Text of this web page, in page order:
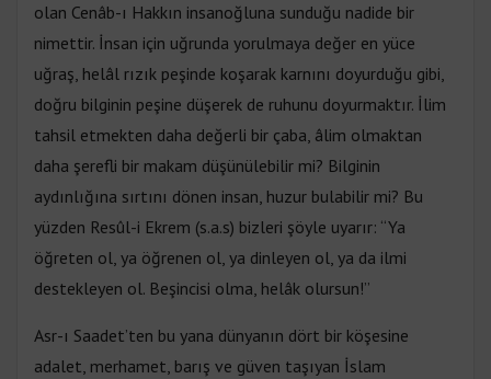
olan Cenâb-ı Hakkın insanoğluna sunduğu nadide bir
nimettir. İnsan için uğrunda yorulmaya değer en yüce
uğraş, helâl rızık peşinde koşarak karnını doyurduğu gibi,
doğru bilginin peşine düşerek de ruhunu doyurmaktır. İlim
tahsil etmekten daha değerli bir çaba, âlim olmaktan
daha şerefli bir makam düşünülebilir mi? Bilginin
aydınlığına sırtını dönen insan, huzur bulabilir mi? Bu
yüzden Resûl-i Ekrem (s.a.s) bizleri şöyle uyarır: “Ya
öğreten ol, ya öğrenen ol, ya dinleyen ol, ya da ilmi
destekleyen ol. Beşincisi olma, helâk olursun!”
Asr-ı Saadet’ten bu yana dünyanın dört bir köşesine
adalet, merhamet, barış ve güven taşıyan İslam